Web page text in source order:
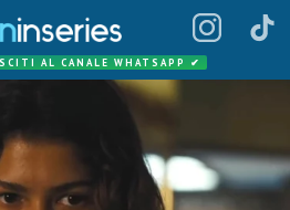
AL CANALE WHATSAPP ✔